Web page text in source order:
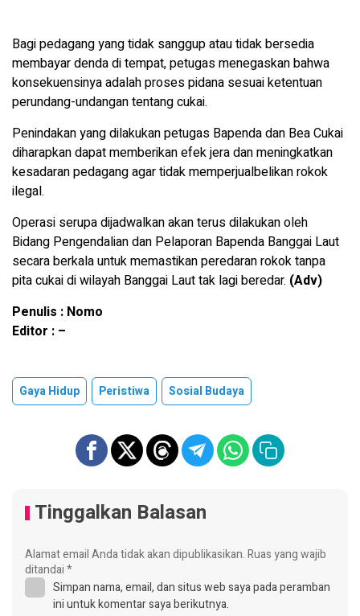
Bagi pedagang yang tidak sanggup atau tidak bersedia
membayar denda di tempat, petugas menegaskan bahwa
konsekuensinya adalah proses pidana sesuai ketentuan
perundang-undangan tentang cukai.
Penindakan yang dilakukan petugas Bapenda dan Bea Cukai
diharapkan dapat memberikan efek jera dan meningkatkan
kesadaran pedagang agar tidak memperjualbelikan rokok
ilegal.
Operasi serupa dijadwalkan akan terus dilakukan oleh
Bidang Pengendalian dan Pelaporan Bapenda Banggai Laut
secara berkala untuk memastikan peredaran rokok tanpa
pita cukai di wilayah Banggai Laut tak lagi beredar. (Adv)
Penulis : Nomo
Editor : –
Gaya Hidup Peristiwa Sosial Budaya
Tinggalkan Balasan
Alamat email Anda tidak akan dipublikasikan.Ruas yang wajib
ditandai*
Simpan nama, email, dan situs web saya pada peramban
ini untuk komentar saya berikutnya.